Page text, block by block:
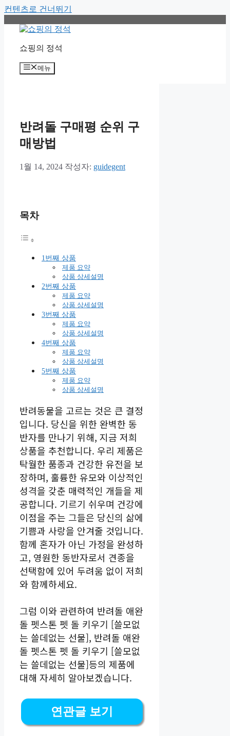
컨텐츠로 건너뛰기
쇼핑의 정석
메뉴
반려돌 구매평 순위 구
매방법
1월 14, 2024 작성자: guidegent
목차
1번째 상품
제품 요약
상품 상세설명
2번째 상품
제품 요약
상품 상세설명
3번째 상품
제품 요약
상품 상세설명
4번째 상품
제품 요약
상품 상세설명
5번째 상품
제품 요약
상품 상세설명
반려동물을 고르는 것은 큰 결정
입니다. 당신을 위한 완벽한 동
반자를 만나기 위해, 지금 저희
상품을 추천합니다. 우리 제품은
탁월한 품종과 건강한 유전을 보
장하며, 훌륭한 유모와 이상적인
성격을 갖춘 매력적인 개들을 제
공합니다. 기르기 쉬우며 건강에
이점을 주는 그들은 당신의 삶에
기쁨과 사랑을 안겨줄 것입니다.
함께 혼자가 아닌 가정을 완성하
고, 영원한 동반자로서 견종을
선택함에 있어 두려움 없이 저희
와 함께하세요.
그럼 이와 관련하여 반려돌 애완
돌 펫스톤 펫 돌 키우기 [쓸모없
는 쓸데없는 선물], 반려돌 애완
돌 펫스톤 펫 돌 키우기 [쓸모없
는 쓸데없는 선물]등의 제품에
대해 자세히 알아보겠습니다.
연관글 보기